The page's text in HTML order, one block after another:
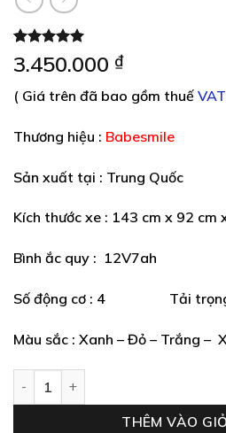
5.00trên 5
dựa trên
4
3.450.000 ₫
( Giá trên đã bao gồm thuế VAT
Thương hiệu : Babesmile
Sản xuất tại : Trung Quốc
Kích thước xe : 143 cm x 92 cm
Bình ắc quy : 12V7ah
Số động cơ : 4 Tải trọng
Màu sắc : Xanh – Đỏ – Trắng –
THÊM VÀO